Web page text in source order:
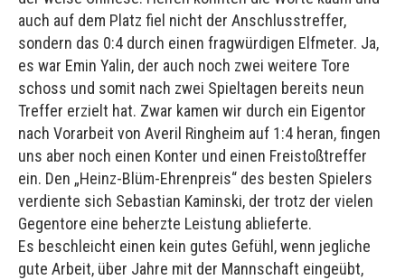
auch auf dem Platz fiel nicht der Anschlusstreffer,
sondern das 0:4 durch einen fragwürdigen Elfmeter. Ja,
es war Emin Yalin, der auch noch zwei weitere Tore
schoss und somit nach zwei Spieltagen bereits neun
Treffer erzielt hat. Zwar kamen wir durch ein Eigentor
nach Vorarbeit von Averil Ringheim auf 1:4 heran, fingen
uns aber noch einen Konter und einen Freistoßtreffer
ein. Den „Heinz-Blüm-Ehrenpreis“ des besten Spielers
verdiente sich Sebastian Kaminski, der trotz der vielen
Gegentore eine beherzte Leistung ablieferte.
Es beschleicht einen kein gutes Gefühl, wenn jegliche
gute Arbeit, über Jahre mit der Mannschaft eingeübt,